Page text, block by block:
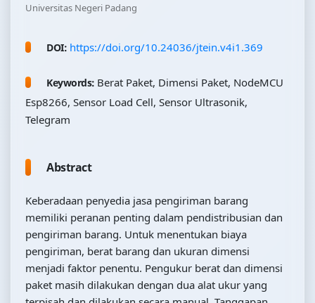
Universitas Negeri Padang
DOI: https://doi.org/10.24036/jtein.v4i1.369
Keywords: Berat Paket, Dimensi Paket, NodeMCU
Esp8266, Sensor Load Cell, Sensor Ultrasonik,
Telegram
Abstract
Keberadaan penyedia jasa pengiriman barang
memiliki peranan penting dalam pendistribusian dan
pengiriman barang. Untuk menentukan biaya
pengiriman, berat barang dan ukuran dimensi
menjadi faktor penentu. Pengukur berat dan dimensi
paket masih dilakukan dengan dua alat ukur yang